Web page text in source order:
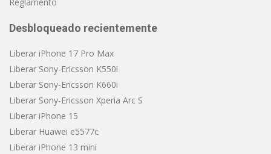
Desbloqueado recientemente
Liberar iPhone 17 Pro Max
Liberar Sony-Ericsson K550i
Liberar Sony-Ericsson K660i
Liberar Sony-Ericsson Xperia Arc S
Liberar iPhone 15
Liberar Huawei e5577c
Liberar iPhone 13 mini